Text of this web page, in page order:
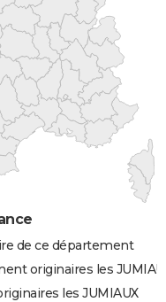
de ce département
originaires les
les JUMIAUX